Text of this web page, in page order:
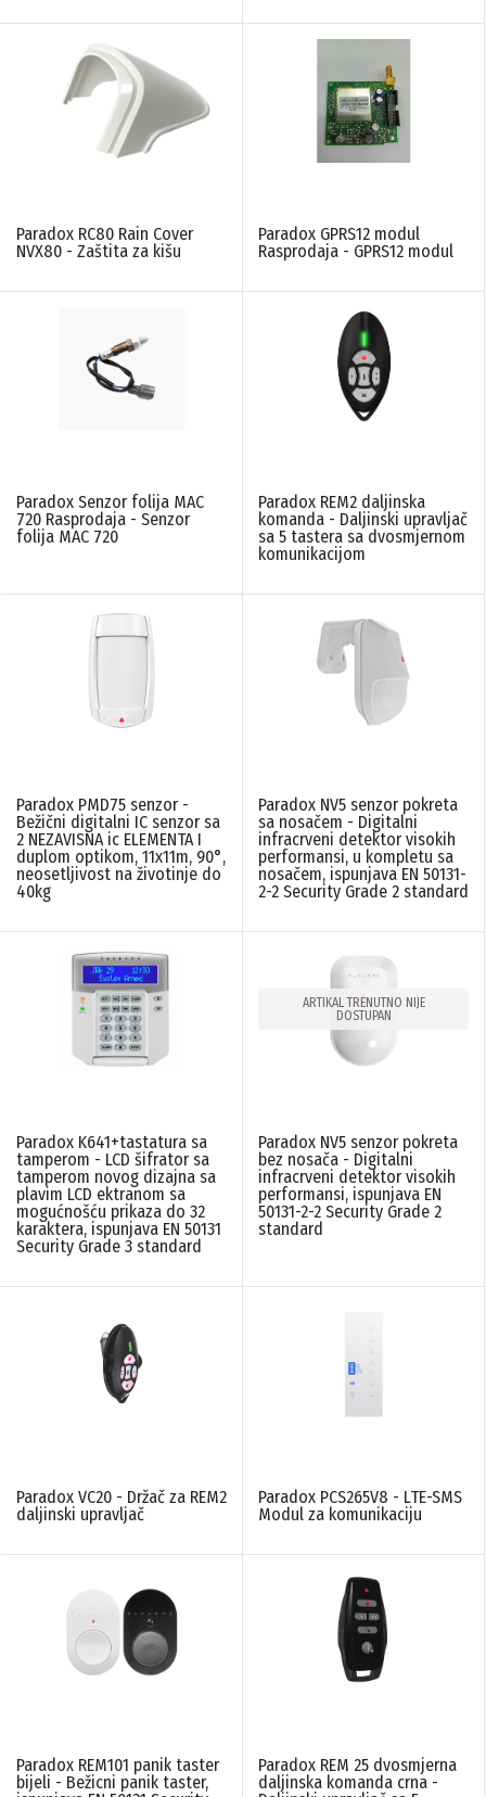
Paradox RC80 Rain Cover
NVX80 - Zaštita za kišu
Paradox GPRS12 modul
Rasprodaja - GPRS12 modul
Paradox Senzor folija MAC
720 Rasprodaja - Senzor
folija MAC 720
Paradox REM2 daljinska
komanda - Daljinski upravljač
sa 5 tastera sa dvosmjernom
komunikacijom
Paradox PMD75 senzor -
Bežični digitalni IC senzor sa
2 NEZAVISNA ic ELEMENTA I
duplom optikom, 11x11m, 90°,
neosetljivost na životinje do
40kg
Paradox NV5 senzor pokreta
sa nosačem - Digitalni
infracrveni detektor visokih
performansi, u kompletu sa
nosačem, ispunjava EN 50131-
2-2 Security Grade 2 standard
Paradox K641+tastatura sa
tamperom - LCD šifrator sa
tamperom novog dizajna sa
plavim LCD ektranom sa
mogućnošću prikaza do 32
karaktera, ispunjava EN 50131
Security Grade 3 standard
ARTIKAL TRENUTNO NIJE
DOSTUPAN
Paradox NV5 senzor pokreta
bez nosača - Digitalni
infracrveni detektor visokih
performansi, ispunjava EN
50131-2-2 Security Grade 2
standard
Paradox VC20 - Držač za REM2
daljinski upravljač
Paradox PCS265V8 - LTE-SMS
Modul za komunikaciju
Paradox REM101 panik taster
bijeli - Bežicni panik taster,
Paradox REM 25 dvosmjerna
daljinska komanda crna -